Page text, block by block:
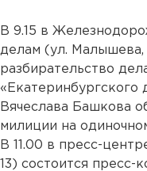
В 9.15 в
делам (ул. Малышева,
разбирательство
«Екатеринбургского
Вячеслава Башкова
милиции на
В 11.00 в пресс-
13) состоится